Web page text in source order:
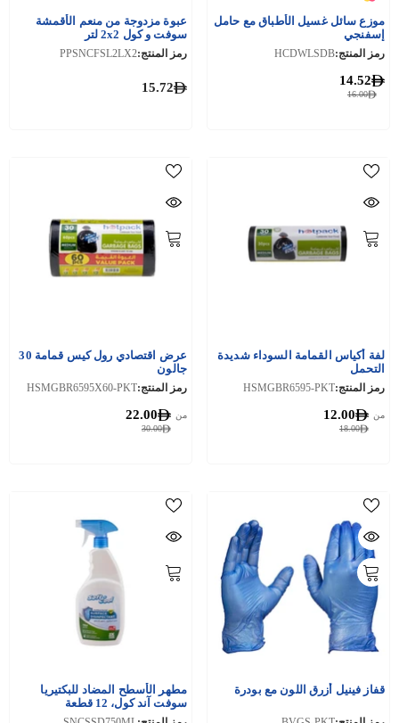
موزع سائل غسيل الأطباق مع حامل
إسفنجي
رمز المنتج:HCDWLSDB
16.00
14.52
عبوة مزدوجة من منعم الأقمشة
سوفت و كول 2x2 لتر
رمز المنتج:PPSNCFSL2LX2
15.72
لفة أكياس القمامة السوداء شديدة
التحمل
رمز المنتج:HSMGBR6595-PKT
18.00
من 12.00
عرض اقتصادي رول كيس قمامة 30
جالون
رمز المنتج:HSMGBR6595X60-PKT
30.00
من 22.00
قفاز فينيل أزرق اللون مع بودرة
مطهر الأسطح المضاد للبكتيريا
سوفت آند كول، 12 قطعة